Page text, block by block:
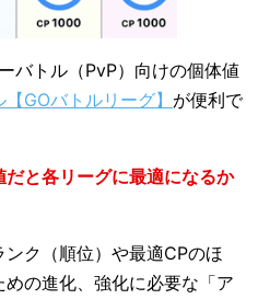
バトル（PvP）向けの個体値
GOバトルリーグ】 が便利で
だと各リーグに最適になるか
ク（順位）や最適CPのほ
の進化、強化に必要な「ア